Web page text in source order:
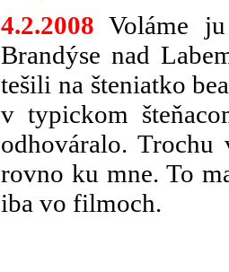
4.2.2008 Voláme
Brandýse nad
tešili na šteniatko
v typickom
odhováralo. Trochu
rovno ku mne. To
iba vo filmoch.